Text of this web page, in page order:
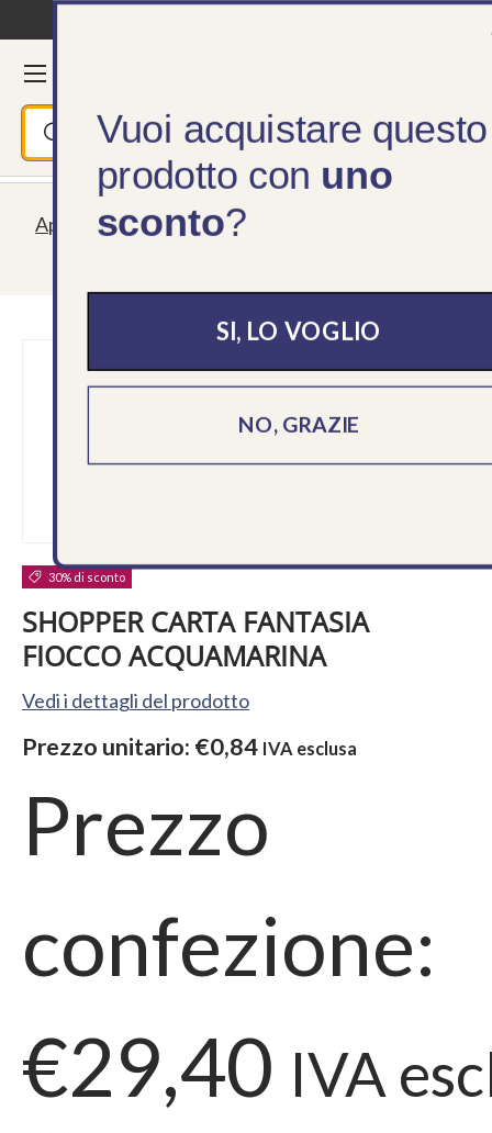
Passa ai contenuti
Cerca
Cerca
Menu
Aperti tutta l'estate! Spedizioni sempre garantite,
30% di sconto
SHOPPER CARTA FANTASIA
FIOCCO ACQUAMARINA
Vedi i dettagli del prodotto
Prezzo unitario: €0,84 IVA esclusa
Prezzo
confezione:
€29,40 IVA
Vuoi acquistare questo
prodotto con uno
sconto?
SI, LO VOGLIO
NO, GRAZIE